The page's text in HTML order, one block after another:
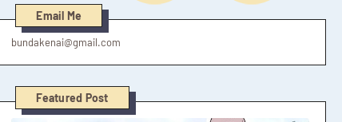
Email Me
bundakenai@gmail.com
Featured Post